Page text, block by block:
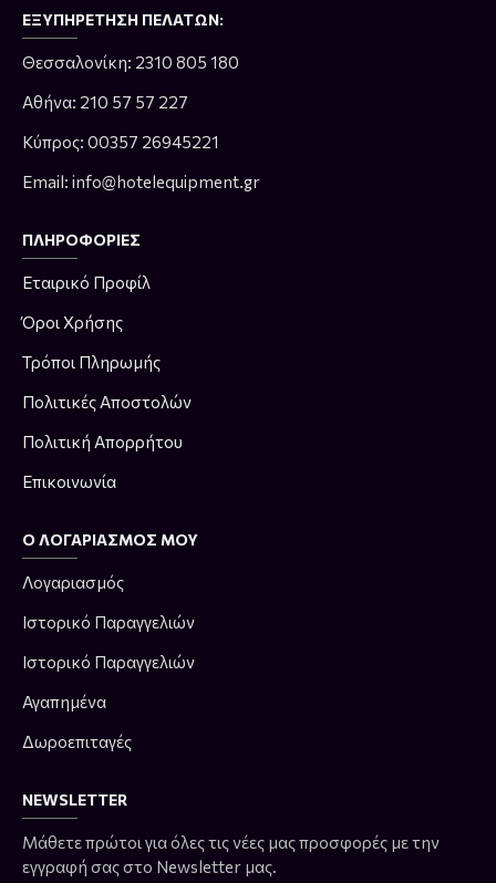
ΕΞΥΠΗΡΈΤΗΣΗ ΠΕΛΑΤΏΝ:
Θεσσαλονίκη: 2310 805 180
Αθήνα: 210 57 57 227
Κύπρος: 00357 26945221
Email: info@hotelequipment.gr
ΠΛΗΡΟΦΟΡΊΕΣ
Εταιρικό Προφίλ
Όροι Χρήσης
Τρόποι Πληρωμής
Πολιτικές Αποστολών
Πολιτική Απορρήτου
Επικοινωνία
Ο ΛΟΓΑΡΙΑΣΜΌΣ ΜΟΥ
Λογαριασμός
Ιστορικό Παραγγελιών
Ιστορικό Παραγγελιών
Αγαπημένα
Δωροεπιταγές
NEWSLETTER
Μάθετε πρώτοι για όλες τις νέες μας προσφορές με την
εγγραφή σας στο Newsletter μας.